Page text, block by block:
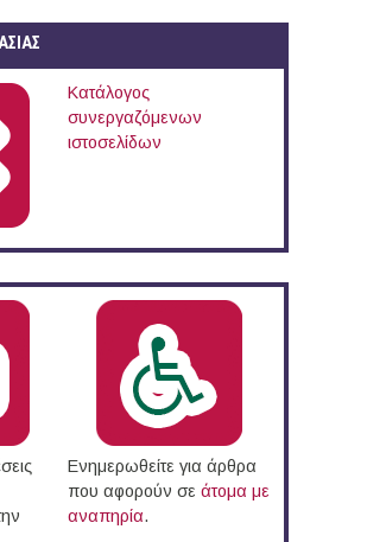
Κατάλογος
συνεργαζόμενων
ιστοσελίδων
Ενημερωθείτε για άρθρα
που αφορούν σε άτομα με
αναπηρία.